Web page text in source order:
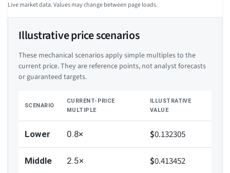
Live market data. Values may change between page loads.
Illustrative price scenarios
These mechanical scenarios apply simple multiples to the
current price. They are reference points, not analyst forecasts
or guaranteed targets.
SCENARIO
CURRENT-PRICE
MULTIPLE
ILLUSTRATIVE
VALUE
Lower 0.8× $0.132305
Middle 2.5× $0.413452